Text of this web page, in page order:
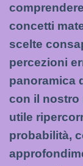
concetti
scelte
percezioni
panoramica
con il nostro
utile
probabilità,